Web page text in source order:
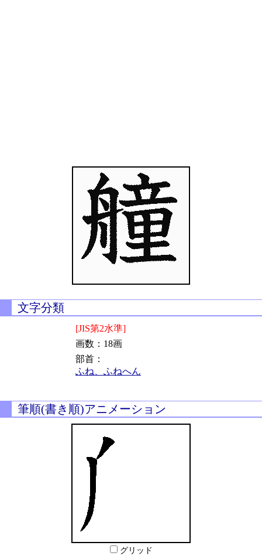
文字分類
[JIS第2水準]
画数：18画
部首：
ふね、ふねへん
筆順(書き順)アニメーション
グリッド